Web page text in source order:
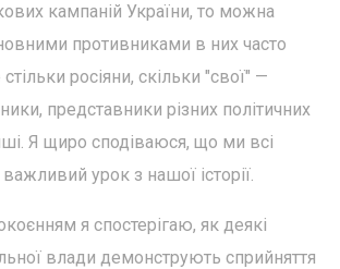
кампаній України, то можна
противниками в них часто
росіяни, скільки "свої" —
представники різних політичних
Я щиро сподіваюся, що ми всі
урок з нашої історії.
я спостерігаю, як деякі
влади демонструють сприйняття